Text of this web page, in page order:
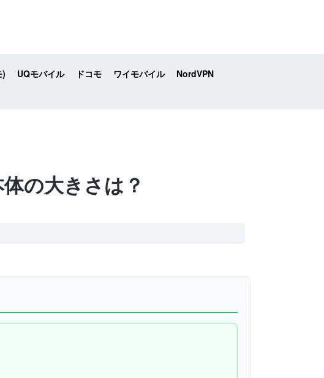
) UQモバイル ドコモ ワイモバイル
NordVPN
の大きさは？